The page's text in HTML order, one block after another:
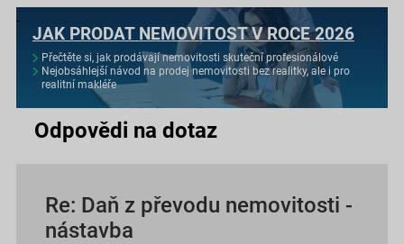
JAK PRODAT NEMOVITOST V ROCE 2026
Přečtěte si, jak prodávají nemovitosti skuteční profesionálové
Nejobsáhlejší návod na prodej nemovitosti bez realitky, ale i pro
realitní makléře
Odpovědi na dotaz
Re: Daň z převodu nemovitosti -
nástavba